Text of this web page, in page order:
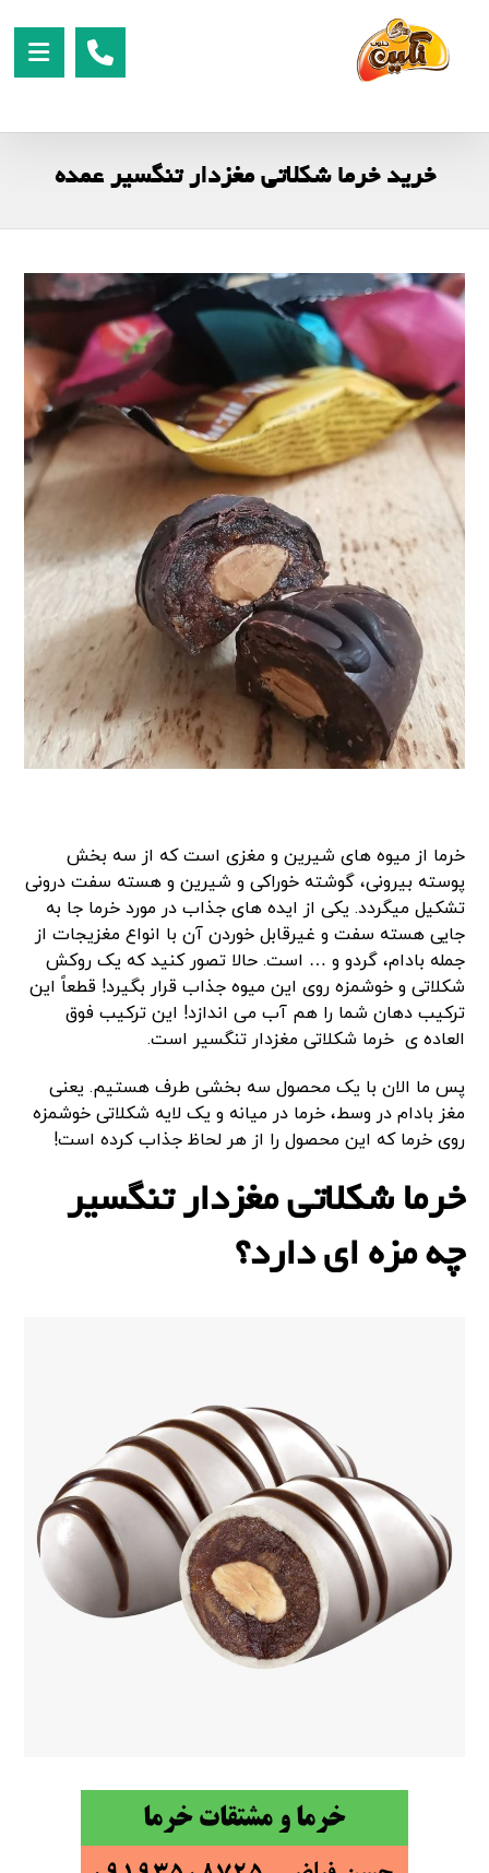
خرید خرما شکلاتی مغزدار تنگسیر عمده
خرما از میوه های شیرین و مغزی است که از سه بخش
پوسته بیرونی، گوشته خوراکی و شیرین و هسته سفت درونی
تشکیل میگردد. یکی از ایده های جذاب در مورد خرما جا به
جایی هسته سفت و غیرقابل خوردن آن با انواع مغزیجات از
جمله بادام، گردو و … است. حالا تصور کنید که یک روکش
شکلاتی و خوشمزه روی این میوه جذاب قرار بگیرد! قطعاً این
ترکیب دهان شما را هم آب می اندازد! این ترکیب فوق
العاده ی خرما شکلاتی مغزدار تنگسیر است.
پس ما الان با یک محصول سه بخشی طرف هستیم. یعنی
مغز بادام در وسط، خرما در میانه و یک لایه شکلاتی خوشمزه
روی خرما که این محصول را از هر لحاظ جذاب کرده است!
خرما شکلاتی مغزدار تنگسیر
چه مزه ای دارد؟